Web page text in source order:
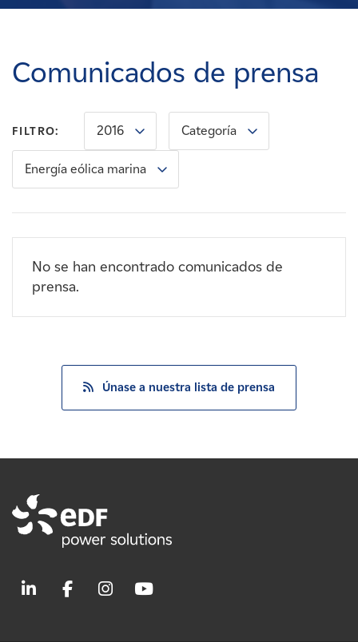
Carreras
Noticias
Contacte con
Comunicados de prensa
FILTRO: 2016 Categoría
Energía eólica marina
No se han encontrado comunicados de
prensa.
Únase a nuestra lista de prensa